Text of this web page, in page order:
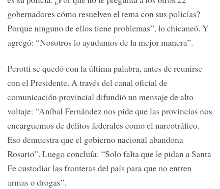
gobernadores cómo resuelven el tema con sus policías?
Porque ninguno de ellos tiene problemas”, lo chicaneó. Y
agregó: “Nosotros lo ayudamos de la mejor manera”.
Perotti se quedó con la última palabra, antes de reunirse
con el Presidente. A través del canal oficial de
comunicación provincial difundió un mensaje de alto
voltaje: “Aníbal Fernández nos pide que las provincias nos
encarguemos de delitos federales como el narcotráfico.
Eso demuestra que el gobierno nacional abandona
Rosario”. Luego concluía: “Solo falta que le pidan a Santa
Fe custodiar las fronteras del país para que no entren
armas o drogas”.